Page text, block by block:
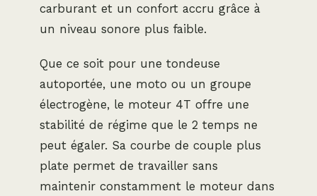
carburant et un confort accru grâce à
un niveau sonore plus faible.
Que ce soit pour une tondeuse
autoportée, une moto ou un groupe
électrogène, le moteur 4T offre une
stabilité de régime que le 2 temps ne
peut égaler. Sa courbe de couple plus
plate permet de travailler sans
maintenir constamment le moteur dans